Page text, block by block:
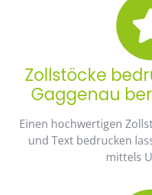
Zollstöcke
Gaggenau
Einen hochwertigen
und Text bedrucken
mittels